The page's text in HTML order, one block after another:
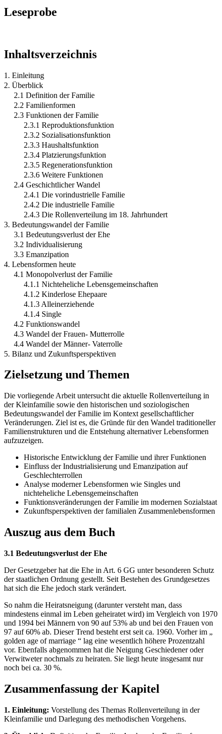
Leseprobe
Inhaltsverzeichnis
1. Einleitung
2. Überblick
2.1 Definition der Familie
2.2 Familienformen
2.3 Funktionen der Familie
2.3.1 Reproduktionsfunktion
2.3.2 Sozialisationsfunktion
2.3.3 Haushaltsfunktion
2.3.4 Platzierungsfunktion
2.3.5 Regenerationsfunktion
2.3.6 Weitere Funktionen
2.4 Geschichtlicher Wandel
2.4.1 Die vorindustrielle Familie
2.4.2 Die industrielle Familie
2.4.3 Die Rollenverteilung im 18. Jahrhundert
3. Bedeutungswandel der Familie
3.1 Bedeutungsverlust der Ehe
3.2 Individualisierung
3.3 Emanzipation
4. Lebensformen heute
4.1 Monopolverlust der Familie
4.1.1 Nichteheliche Lebensgemeinschaften
4.1.2 Kinderlose Ehepaare
4.1.3 Alleinerziehende
4.1.4 Single
4.2 Funktionswandel
4.3 Wandel der Frauen- Mutterrolle
4.4 Wandel der Männer- Vaterrolle
5. Bilanz und Zukunftsperspektiven
Zielsetzung und Themen
Die vorliegende Arbeit untersucht die aktuelle Rollenverteilung in
der Kleinfamilie sowie den historischen und soziologischen
Bedeutungswandel der Familie im Kontext gesellschaftlicher
Veränderungen. Ziel ist es, die Gründe für den Wandel traditioneller
Familienstrukturen und die Entstehung alternativer Lebensformen
aufzuzeigen.
Historische Entwicklung der Familie und ihrer Funktionen
Einfluss der Industrialisierung und Emanzipation auf
Geschlechterrollen
Analyse moderner Lebensformen wie Singles und
nichteheliche Lebensgemeinschaften
Funktionsveränderungen der Familie im modernen Sozialstaat
Zukunftsperspektiven der familialen Zusammenlebensformen
Auszug aus dem Buch
3.1 Bedeutungsverlust der Ehe
Der Gesetzgeber hat die Ehe in Art. 6 GG unter besonderen Schutz
der staatlichen Ordnung gestellt. Seit Bestehen des Grundgesetzes
hat sich die Ehe jedoch stark verändert.
So nahm die Heiratsneigung (darunter versteht man, dass
mindestens einmal im Leben geheiratet wird) im Vergleich von 1970
und 1994 bei Männern von 90 auf 53% ab und bei den Frauen von
97 auf 60% ab. Dieser Trend besteht erst seit ca. 1960. Vorher im „
golden age of marriage “ lag eine wesentlich höhere Prozentzahl
vor. Ebenfalls abgenommen hat die Neigung Geschiedener oder
Verwitweter nochmals zu heiraten. Sie liegt heute insgesamt nur
noch bei ca. 30 %.
Zusammenfassung der Kapitel
1. Einleitung: Vorstellung des Themas Rollenverteilung in der
Kleinfamilie und Darlegung des methodischen Vorgehens.